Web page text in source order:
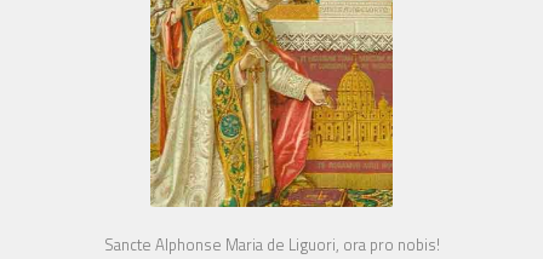
Sancte Alphonse Maria de Liguori, ora pro nobis!